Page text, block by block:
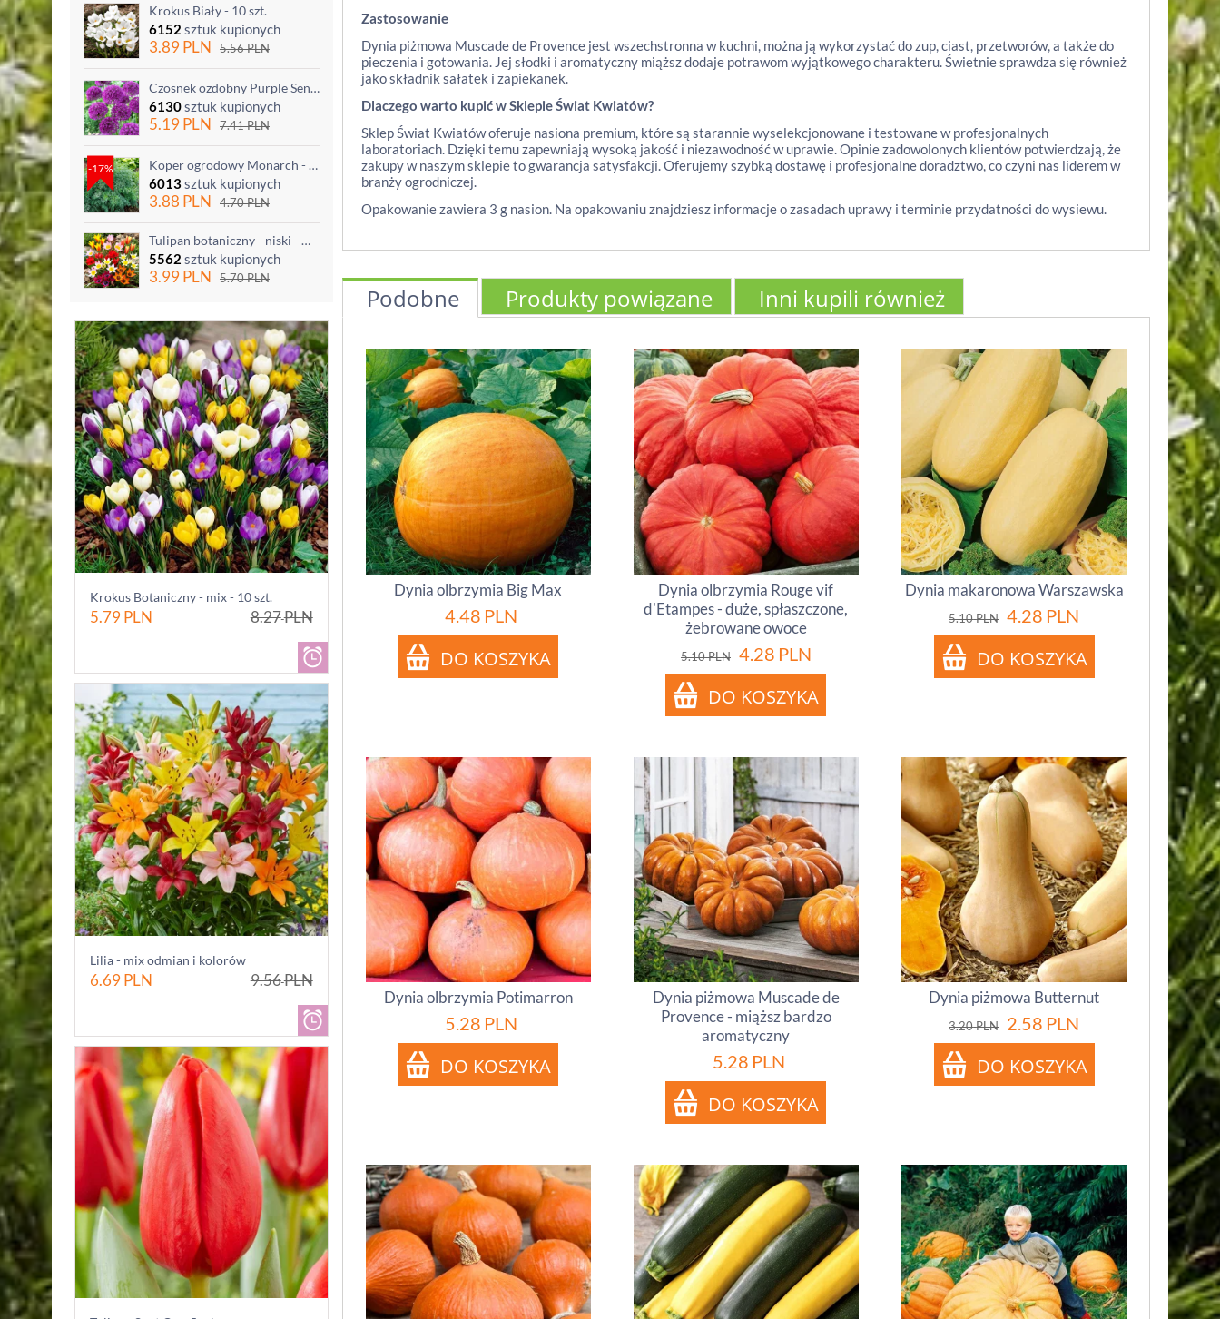
Krokus Biały - 10 szt.
6152 sztuk kupionych
3.89PLN 5.56PLN
Czosnek ozdobny Purple Sensation - op. 3 szt.
6130sztuk kupionych
5.19PLN 7.41PLN
-17% Koper ogrodowy Monarch - po ścięciu odrasta
6013sztuk kupionych
3.88 PLN 4.70PLN
Tulipan botaniczny - niski - mix kolorów - 5 szt.
5562 sztuk kupionych
3.99PLN 5.70PLN
Krokus Botaniczny - mix - 10 szt.
5.79PLN 8.27PLN
Lilia - mix odmian i kolorów
6.69PLN 9.56PLN
Zastosowanie
Dynia piżmowa Muscade de Provence jest wszechstronna w kuchni, można ją wykorzystać do zup, ciast, przetworów, a także do
pieczenia i gotowania. Jej słodki i aromatyczny miąższ dodaje potrawom wyjątkowego charakteru. Świetnie sprawdza się również
jako składnik sałatek i zapiekanek.
Dlaczego warto kupić w Sklepie Świat Kwiatów?
Sklep Świat Kwiatów oferuje nasiona premium, które są starannie wyselekcjonowane i testowane w profesjonalnych
laboratoriach. Dzięki temu zapewniają wysoką jakość i niezawodność w uprawie. Opinie zadowolonych klientów potwierdzają, że
zakupy w naszym sklepie to gwarancja satysfakcji. Oferujemy szybką dostawę i profesjonalne doradztwo, co czyni nas liderem w
branży ogrodniczej.
Opakowanie zawiera 3 g nasion. Na opakowaniu znajdziesz informacje o zasadach uprawy i terminie przydatności do wysiewu.
Podobne Produkty powiązane Inni kupili również
Dynia olbrzymia Big Max
4.48 PLN
Dynia olbrzymia Rouge vif
d'Etampes - duże, spłaszczone,
żebrowane owoce
5.10PLN 4.28 PLN
Dynia makaronowa Warszawska
5.10PLN 4.28 PLN
Dynia olbrzymia Potimarron
5.28 PLN
Dynia piżmowa Muscade de
Provence - miąższ bardzo
aromatyczny
5.28 PLN
Dynia piżmowa Butternut
3.20PLN 2.58 PLN